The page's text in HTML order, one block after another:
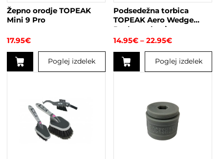
Žepno orodje TOPEAK
Mini 9 Pro
17.95€
Poglej izdelek
Možnosti
Podsedežna torbica
TOPEAK Aero Wedge
Pack s trakovi
14.95€ – 22.95€Cenovni
od
14.95€
do
Poglej izdelek